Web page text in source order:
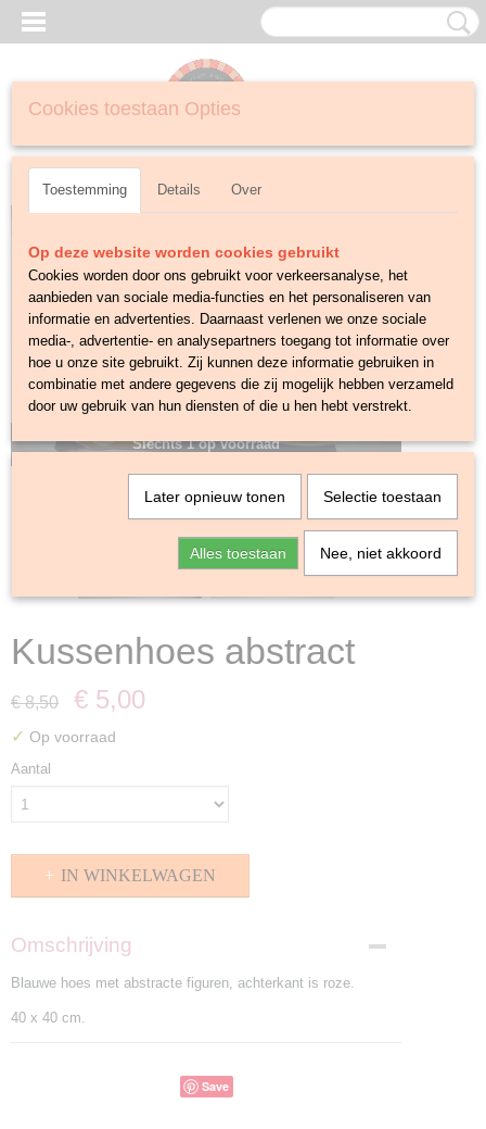
Inloggen Registreren
Slechts 1 op voorraad
Kussenhoes abstract
€ 8,50 € 5,00
✓ Op voorraad
Aantal
IN WINKELWAGEN
Omschrijving
Blauwe hoes met abstracte figuren, achterkant is roze.
40 x 40 cm.
Save
Cookies toestaan Opties
Toestemming Details Over
Op deze website worden cookies gebruikt
Cookies worden door ons gebruikt voor verkeersanalyse, het
aanbieden van sociale media-functies en het personaliseren van
informatie en advertenties. Daarnaast verlenen we onze sociale
media-, advertentie- en analysepartners toegang tot informatie over
hoe u onze site gebruikt. Zij kunnen deze informatie gebruiken in
combinatie met andere gegevens die zij mogelijk hebben verzameld
door uw gebruik van hun diensten of die u hen hebt verstrekt.
Later opnieuw tonen Selectie toestaan
Alles toestaan Nee, niet akkoord